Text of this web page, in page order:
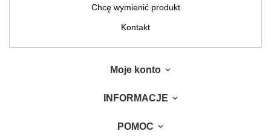
Chcę wymienić produkt
Kontakt
Moje konto
INFORMACJE
POMOC